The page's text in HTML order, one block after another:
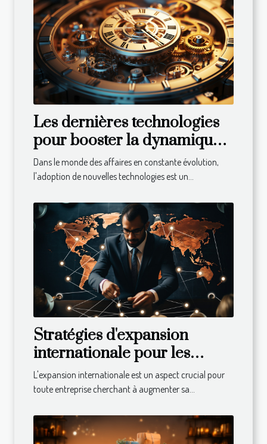
Les dernières technologies
pour booster la dynamique
de votre entreprise
Dans le monde des affaires en constante évolution,
l'adoption de nouvelles technologies est un...
Stratégies d'expansion
internationale pour les
entreprises
L'expansion internationale est un aspect crucial pour
toute entreprise cherchant à augmenter sa...